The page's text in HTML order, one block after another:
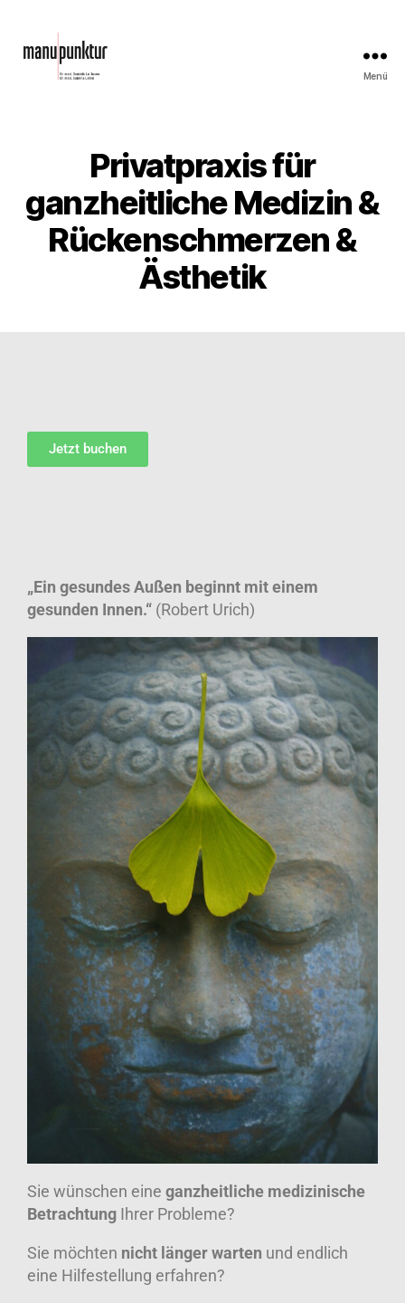
Menü
Privatpraxis für
ganzheitliche Medizin &
Rückenschmerzen &
Ästhetik
Jetzt buchen
„Ein gesundes Außen beginnt mit einem
gesunden Innen.“ (Robert Urich)
Sie wünschen eine ganzheitliche medizinische
Betrachtung Ihrer Probleme?
Sie möchten nicht länger warten und endlich
eine Hilfestellung erfahren?